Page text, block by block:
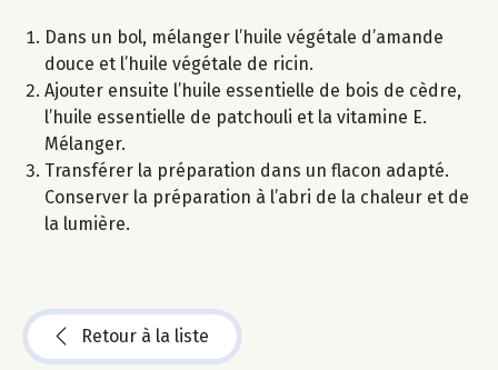
Dans un bol, mélanger l’huile végétale d’amande
douce et l’huile végétale de ricin.
Ajouter ensuite l’huile essentielle de bois de cèdre,
l’huile essentielle de patchouli et la vitamine E.
Mélanger.
Transférer la préparation dans un flacon adapté.
Conserver la préparation à l’abri de la chaleur et de
la lumière.
Retour à la liste